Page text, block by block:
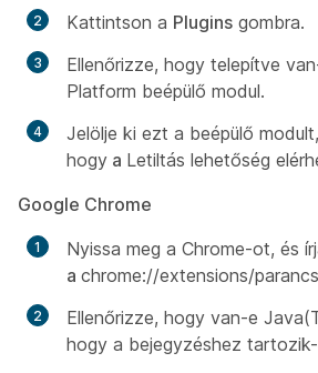
Kattintson a Plugins gombra.
Ellenőrizze, hogy telepítve
Platform beépülő modul.
Jelölje ki ezt a beépülő
hogy a Letiltás lehetőség
Google Chrome
Nyissa meg a Chrome-ot, és
a chrome://extensions/
Ellenőrizze, hogy van-e
hogy a bejegyzéshez